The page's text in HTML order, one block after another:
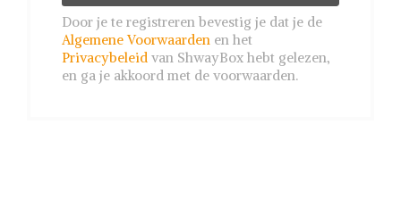
Door je te registreren bevestig je dat je de
Algemene Voorwaarden en het
Privacybeleid van ShwayBox hebt gelezen,
en ga je akkoord met de voorwaarden.